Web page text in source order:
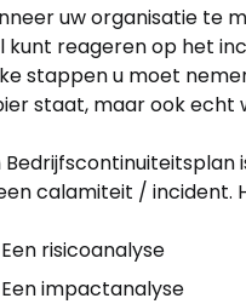
uw organisatie te
kunt reageren op het
stappen u moet
staat, maar ook echt
calamiteit / incident.
Een risicoanalyse
Een impactanalyse